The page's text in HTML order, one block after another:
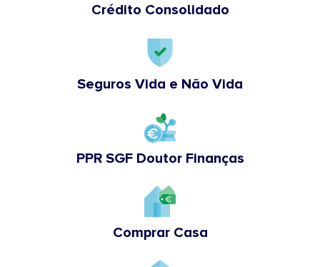
Crédito Consolidado
Seguros Vida e Não Vida
PPR SGF Doutor Finanças
Comprar Casa